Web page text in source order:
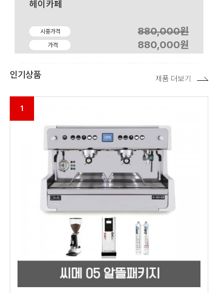
헤이카페
시중가격 880,000원
가격 880,000원
인기상품
1
제품 더보기